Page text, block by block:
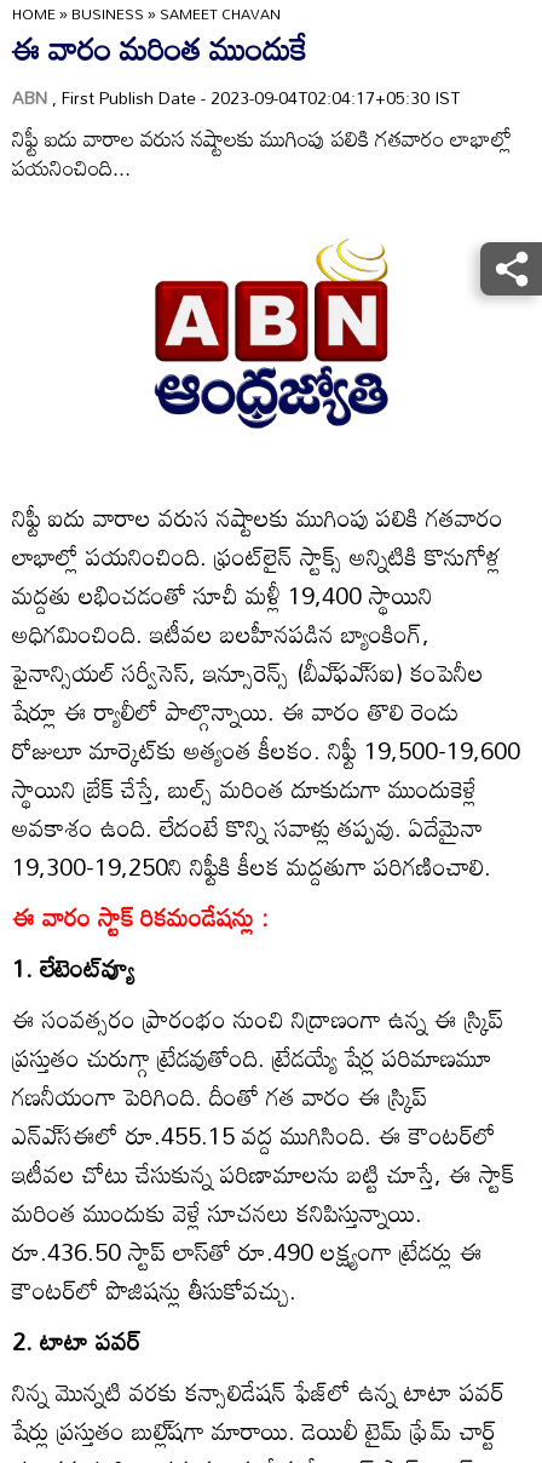
HOME»BUSINESS»SAMEET CHAVAN
ఈ వారం మరింత ముందుకే
ABN, First Publish Date - 2023-09-04T02:04:17+05:30 IST
నిఫ్టీ ఐదు వారాల వరుస నష్టాలకు ముగింపు పలికి గతవారం లాభాల్లో
పయనించింది...
నిఫ్టీ ఐదు వారాల వరుస నష్టాలకు ముగింపు పలికి గతవారం
లాభాల్లో పయనించింది. ఫ్రంట్‌లైన్‌ స్టాక్స్‌ అన్నిటికి కొనుగోళ్ల
మద్దతు లభించడంతో సూచీ మళ్లీ 19,400 స్థాయిని
అధిగమించింది. ఇటీవల బలహీనపడిన బ్యాంకింగ్‌,
ఫైనాన్సియల్‌ సర్వీసెస్‌, ఇన్సూరెన్స్‌ (బీఎ్‌ఫఎ్‌సఐ) కంపెనీల
షేర్లూ ఈ ర్యాలీలో పాల్గొన్నాయి. ఈ వారం తొలి రెండు
రోజులూ మార్కెట్‌కు అత్యంత కీలకం. నిఫ్టీ 19,500-19,600
స్థాయిని బ్రేక్‌ చేస్తే, బుల్స్‌ మరింత దూకుడుగా ముందుకెళ్లే
అవకాశం ఉంది. లేదంటే కొన్ని సవాళ్లు తప్పవు. ఏదేమైనా
19,300-19,250ని నిఫ్టీకి కీలక మద్దతుగా పరిగణించాలి.
ఈ వారం స్టాక్‌ రికమండేషన్లు :
1. లేటెంట్‌వ్యూ
ఈ సంవత్సరం ప్రారంభం నుంచి నిద్రాణంగా ఉన్న ఈ స్ర్కిప్‌
ప్రస్తుతం చురుగ్గా ట్రేడవుతోంది. ట్రేడయ్యే షేర్ల పరిమాణమూ
గణనీయంగా పెరిగింది. దీంతో గత వారం ఈ స్ర్కిప్‌
ఎన్‌ఎ్‌సఈలో రూ.455.15 వద్ద ముగిసింది. ఈ కౌంటర్‌లో
ఇటీవల చోటు చేసుకున్న పరిణామాలను బట్టి చూస్తే, ఈ స్టాక్‌
మరింత ముందుకు వెళ్లే సూచనలు కనిపిస్తున్నాయి.
రూ.436.50 స్టాప్‌ లాస్‌తో రూ.490 లక్ష్యంగా ట్రేడర్లు ఈ
కౌంటర్‌లో పొజిషన్లు తీసుకోవచ్చు.
2. టాటా పవర్‌
నిన్న మొన్నటి వరకు కన్సాలిడేషన్‌ ఫేజ్‌లో ఉన్న టాటా పవర్‌
షేర్లు ప్రస్తుతం బుల్లి్‌షగా మారాయి. డెయిలీ టైమ్‌ ఫ్రేమ్‌ చార్ట్‌